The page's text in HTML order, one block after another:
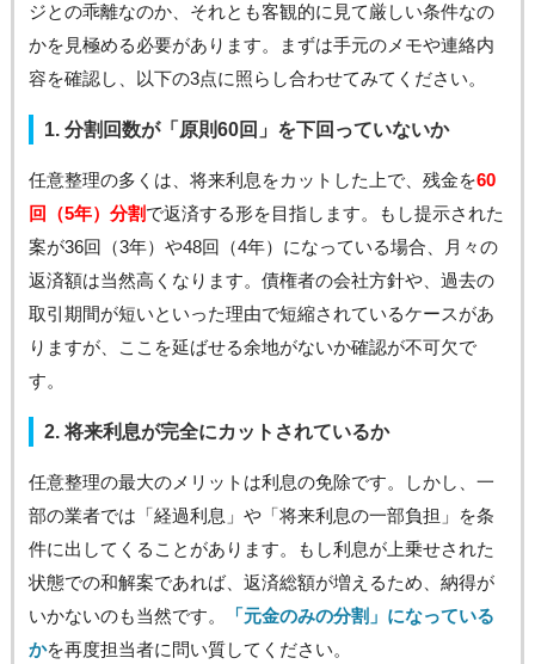
ジとの乖離なのか、それとも客観的に見て厳しい条件なの
かを見極める必要があります。まずは手元のメモや連絡内
容を確認し、以下の3点に照らし合わせてみてください。
1. 分割回数が「原則60回」を下回っていないか
任意整理の多くは、将来利息をカットした上で、残金を60
回（5年）分割で返済する形を目指します。もし提示された
案が36回（3年）や48回（4年）になっている場合、月々の
返済額は当然高くなります。債権者の会社方針や、過去の
取引期間が短いといった理由で短縮されているケースがあ
りますが、ここを延ばせる余地がないか確認が不可欠で
す。
2. 将来利息が完全にカットされているか
任意整理の最大のメリットは利息の免除です。しかし、一
部の業者では「経過利息」や「将来利息の一部負担」を条
件に出してくることがあります。もし利息が上乗せされた
状態での和解案であれば、返済総額が増えるため、納得が
いかないのも当然です。
「元金のみの分割」になっている
かを再度担当者に問い質してください。